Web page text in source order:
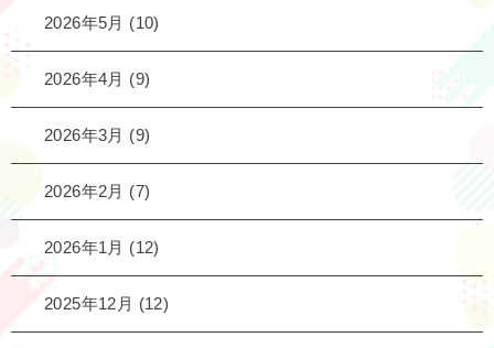
2026年5月 (10)
2026年4月 (9)
2026年3月 (9)
2026年2月 (7)
2026年1月 (12)
2025年12月 (12)